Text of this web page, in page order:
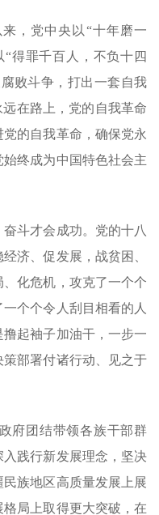
，党中央以“十年磨一
得罪千百人，不负十四
败斗争，打出一套自我
在路上，党的自我革命
的自我革命，确保党永
终成为中国特色社会主
斗才会成功。党的十八
济、促发展，战贫困、
化危机，攻克了一个个
个个令人刮目相看的人
起袖子加油干，一步一
部署付诸行动、见之于
团结带领各族干部群
践行新发展理念，坚决
族地区高质量发展上展
局上取得更大突破，在